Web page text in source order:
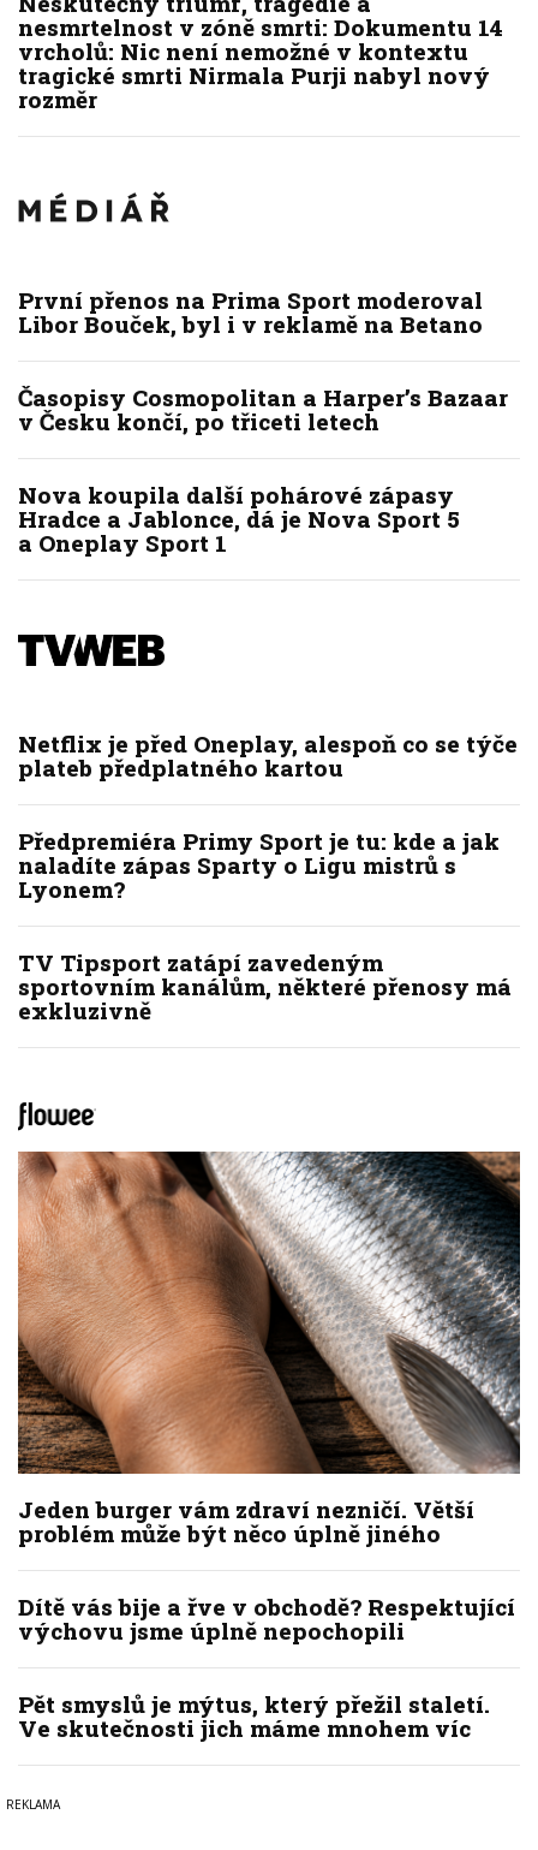
nesmrtelnost v zóně smrti: Dokumentu 14
vrcholů: Nic není nemožné v kontextu
tragické smrti Nirmala Purji nabyl nový
rozměr
První přenos na Prima Sport moderoval
Libor Bouček, byl i v reklamě na Betano
Časopisy Cosmopolitan a Harper’s Bazaar
v Česku končí, po třiceti letech
Nova koupila další pohárové zápasy
Hradce a Jablonce, dá je Nova Sport 5
a Oneplay Sport 1
Netflix je před Oneplay, alespoň co se týče
plateb předplatného kartou
Předpremiéra Primy Sport je tu: kde a jak
naladíte zápas Sparty o Ligu mistrů s
Lyonem?
TV Tipsport zatápí zavedeným
sportovním kanálům, některé přenosy má
exkluzivně
Jeden burger vám zdraví nezničí. Větší
problém může být něco úplně jiného
Dítě vás bije a řve v obchodě? Respektující
výchovu jsme úplně nepochopili
Pět smyslů je mýtus, který přežil staletí.
Ve skutečnosti jich máme mnohem víc